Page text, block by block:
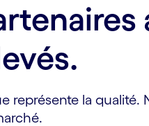
représente la